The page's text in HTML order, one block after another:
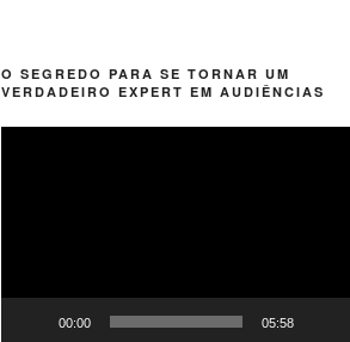
O SEGREDO PARA SE TORNAR UM
VERDADEIRO EXPERT EM AUDIÊNCIAS
00:00 05:58